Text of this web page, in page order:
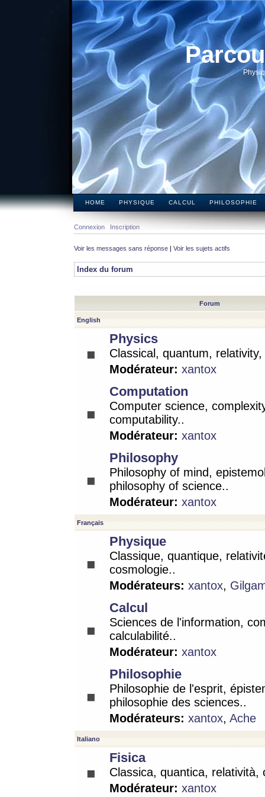
HOME PHYSIQUE CALCUL PHILOSOPHIE
Connexion Inscription
Voir les messages sans réponse | Voir les sujets actifs
Index du forum
Forum
English
Physics
Classical, quantum,
Modérateur: xantox
Computation
Computer science,
computability..
Modérateur: xantox
Philosophy
Philosophy of mind,
philosophy of science..
Modérateur: xantox
Français
Physique
Classique, quantique,
cosmologie..
Modérateurs: xantox,
Calcul
Sciences de l'information,
calculabilité..
Modérateur: xantox
Philosophie
Philosophie de l'esprit,
philosophie des sciences..
Modérateurs: xantox, Ache
Italiano
Fisica
Classica, quantica, relatività,
Modérateur: xantox